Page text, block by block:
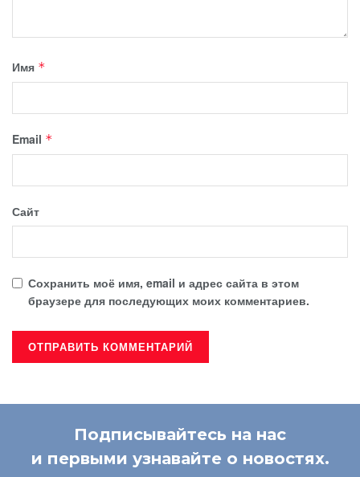
Имя *
Email *
Сайт
Сохранить моё имя, email и адрес сайта в этом
браузере для последующих моих комментариев.
Подписывайтесь на нас
и первыми узнавайте о новостях.